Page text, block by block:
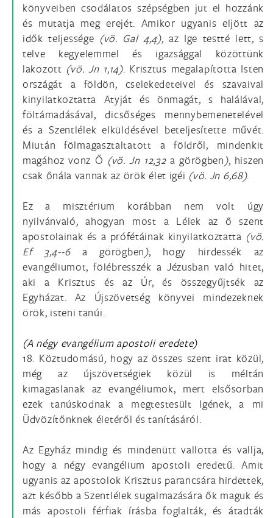
könyveiben csodálatos szépségben jut el hozzánk
és mutatja meg erejét. Amikor ugyanis eljött az
idők teljessége (vö. Gal 4,4), az Ige testté lett, s
telve kegyelemmel és igazsággal közöttünk
lakozott (vö. Jn 1,14). Krisztus megalapította Isten
országát a földön, cselekedeteivel és szavaival
kinyilatkoztatta Atyját és önmagát, s halálával,
föltámadásával, dicsőséges mennybemenetelével
és a Szentlélek elküldésével beteljesítette művét.
Miután fölmagasztaltatott a földről, mindenkit
magához vonz Ő (vö. Jn 12,32a görögben), hiszen
csak őnála vannak az örök élet igéi (vö. Jn 6,68).
Ez a misztérium korábban nem volt úgy
nyilvánvaló, ahogyan most a Lélek az ő szent
apostolainak és a prófétáinak kinyilatkoztatta (vö.
Ef 3,4--6 a görögben), hogy hirdessék az
evangéliumot, fölébresszék a Jézusban való hitet,
aki a Krisztus és az Úr, és összegyűjtsék az
Egyházat. Az Újszövetség könyvei mindezeknek
örök, isteni tanúi.
(A négy evangélium apostoli eredete)
18. Köztudomású, hogy az összes szent irat közül,
még az újszövetségiek közül is méltán
kimagaslanak az evangéliumok, mert elsősorban
ezek tanúskodnak a megtestesült Igének, a mi
Üdvözítőnknek életéről és tanításáról.
Az Egyház mindig és mindenütt vallotta és vallja,
hogy a négy evangélium apostoli eredetű. Amit
ugyanis az apostolok Krisztus parancsára hirdettek,
azt később a Szentlélek sugalmazására ők maguk és
más apostoli férfiak írásba foglalták, és átadták